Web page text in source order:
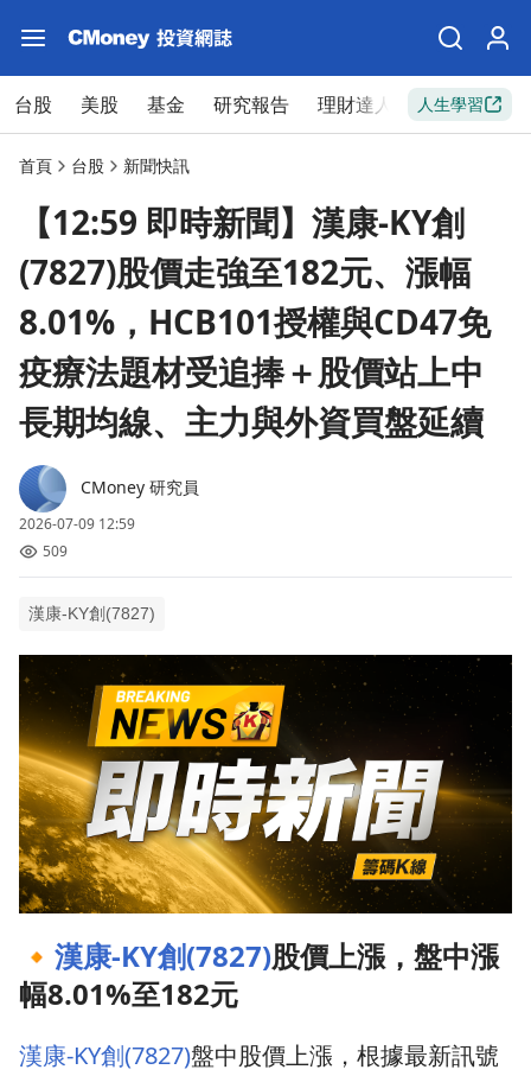
台股 美股 基金 研究報告 理財達人 新手入門
人生學習
首頁 台股 新聞快訊
【12:59 即時新聞】漢康-KY創
(7827)股價走強至182元、漲幅
8.01%，HCB101授權與CD47免
疫療法題材受追捧＋股價站上中
長期均線、主力與外資買盤延續
CMoney 研究員
2026-07-09 12:59
509
漢康-KY創(7827)
🔸 漢康-KY創(7827)股價上漲，盤中漲
幅8.01%至182元
漢康-KY創(7827)盤中股價上漲，根據最新訊號